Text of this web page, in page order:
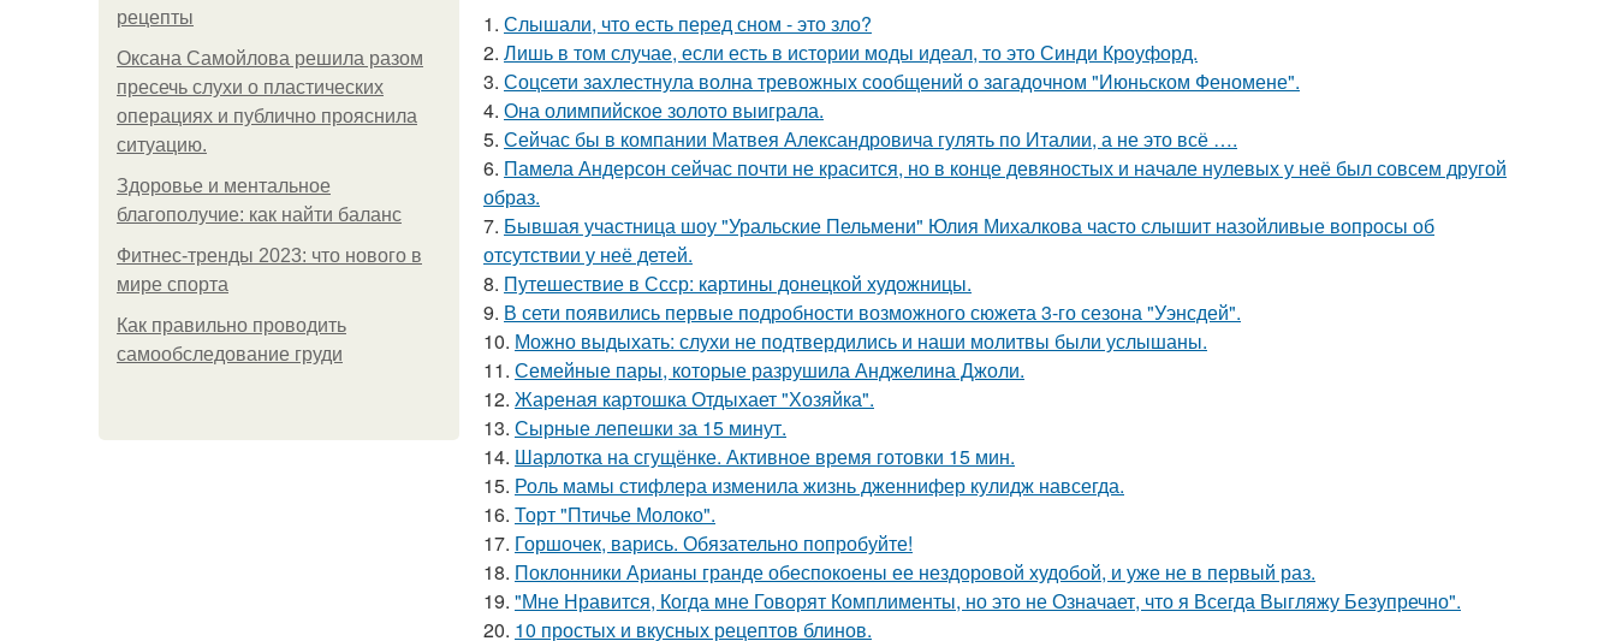
рецепты
Оксана Самойлова решила разом
пресечь слухи о пластических
операциях и публично прояснила
ситуацию.
Здоровье и ментальное
благополучие: как найти баланс
Фитнес-тренды 2023: что нового в
мире спорта
Как правильно проводить
самообследование груди
1. Слышали, что есть перед сном - это зло?
2. Лишь в том случае, если есть в истории моды идеал, то это Синди Кроуфорд.
3. Соцсети захлестнула волна тревожных сообщений о загадочном "Июньском Феномене".
4. Она олимпийское золото выиграла.
5. Сейчас бы в компании Матвея Александровича гулять по Италии, а не это всё ….
6. Памела Андерсон сейчас почти не красится, но в конце девяностых и начале нулевых у неё был совсем другой
образ.
7. Бывшая участница шоу "Уральские Пельмени" Юлия Михалкова часто слышит назойливые вопросы об
отсутствии у неё детей.
8. Путешествие в Ссср: картины донецкой художницы.
9. В сети появились первые подробности возможного сюжета 3-го сезона "Уэнсдей".
10. Можно выдыхать: слухи не подтвердились и наши молитвы были услышаны.
11. Семейные пары, которые разрушила Анджелина Джоли.
12. Жареная картошка Отдыхает "Хозяйка".
13. Сырные лепешки за 15 минут.
14. Шарлотка на сгущёнке. Активное время готовки 15 мин.
15. Роль мамы стифлера изменила жизнь дженнифер кулидж навсегда.
16. Торт "Птичье Молоко".
17. Горшочек, варись. Обязательно попробуйте!
18. Поклонники Арианы гранде обеспокоены ее нездоровой худобой, и уже не в первый раз.
19. "Мне Нравится, Когда мне Говорят Комплименты, но это не Означает, что я Всегда Выгляжу Безупречно".
20. 10 простых и вкусных рецептов блинов.